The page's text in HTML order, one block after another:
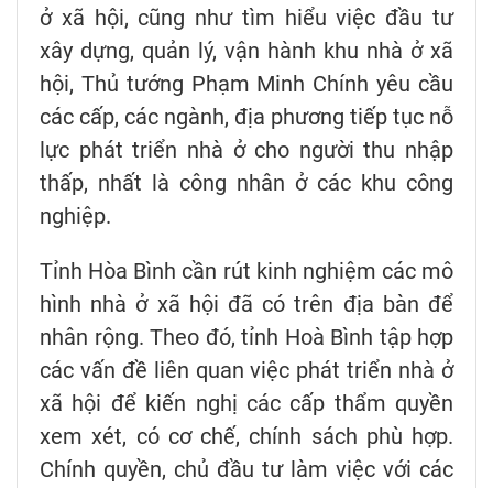
ở xã hội, cũng như tìm hiểu việc đầu tư
xây dựng, quản lý, vận hành khu nhà ở xã
hội, Thủ tướng Phạm Minh Chính yêu cầu
các cấp, các ngành, địa phương tiếp tục nỗ
lực phát triển nhà ở cho người thu nhập
thấp, nhất là công nhân ở các khu công
nghiệp.
Tỉnh Hòa Bình cần rút kinh nghiệm các mô
hình nhà ở xã hội đã có trên địa bàn để
nhân rộng. Theo đó, tỉnh Hoà Bình tập hợp
các vấn đề liên quan việc phát triển nhà ở
xã hội để kiến nghị các cấp thẩm quyền
xem xét, có cơ chế, chính sách phù hợp.
Chính quyền, chủ đầu tư làm việc với các